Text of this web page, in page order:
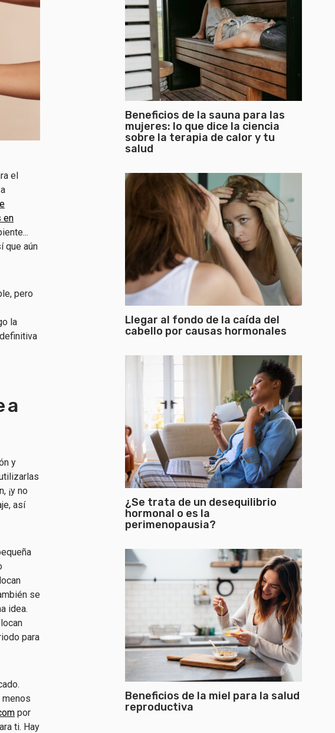
el
en
que aún
pero
la
a
y
¡y no
así
se
idea.
para
menos
por
ti. Hay
Beneficios de la sauna para las
mujeres: lo que dice la ciencia
sobre la terapia de calor y tu
salud
Llegar al fondo de la caída del
cabello por causas hormonales
¿Se trata de un desequilibrio
hormonal o es la
perimenopausia?
Beneficios de la miel para la salud
reproductiva